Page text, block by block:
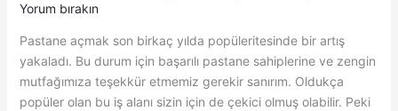
Yorum bırakın
Pastane açmak son birkaç yılda popüleritesinde bir artış
yakaladı. Bu durum için başarılı pastane sahiplerine ve zengin
mutfağımıza teşekkür etmemiz gerekir sanırım. Oldukça
popüler olan bu iş alanı sizin için de çekici olmuş olabilir. Peki